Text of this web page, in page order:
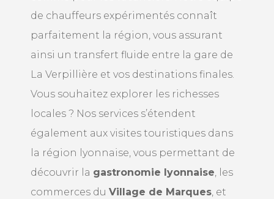
de chauffeurs expérimentés connaît
parfaitement la région, vous assurant
ainsi un transfert fluide entre la gare de
La Verpillière et vos destinations finales.
Vous souhaitez explorer les richesses
locales ? Nos services s’étendent
également aux visites touristiques dans
la région lyonnaise, vous permettant de
découvrir la gastronomie lyonnaise, les
commerces du Village de Marques, et